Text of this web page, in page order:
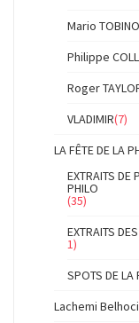
Mario TOBINO
Philippe
Roger
VLADIMIR(7)
LA FÊTE DE LA
EXTRAITS DE
PHILO
(35)
EXTRAITS
1)
SPOTS DE LA
Lachemi